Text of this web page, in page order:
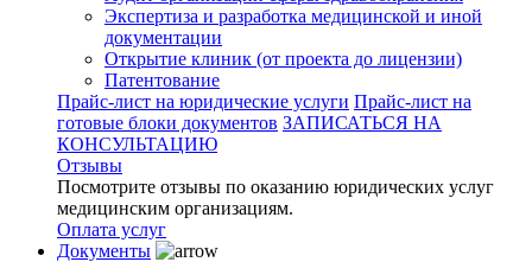
Экспертиза и разработка медицинской и иной
документации
Открытие клиник (от проекта до лицензии)
Патентование
Прайс-лист на юридические услуги Прайс-лист на
готовые блоки документов ЗАПИСАТЬСЯ НА
КОНСУЛЬТАЦИЮ
Отзывы
Посмотрите отзывы по оказанию юридических услуг
медицинским организациям.
Оплата услуг
Документы